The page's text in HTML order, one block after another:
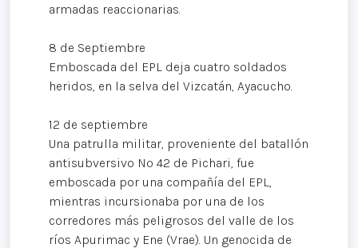
armadas reaccionarias.
8 de Septiembre
Emboscada del EPL deja cuatro soldados
heridos, en la selva del Vizcatán, Ayacucho.
12 de septiembre
Una patrulla militar, proveniente del batallón
antisubversivo Nº 42 de Pichari, fue
emboscada por una compañía del EPL,
mientras incursionaba por una de los
corredores más peligrosos del valle de los
ríos Apurimac y Ene (Vrae). Un genocida de